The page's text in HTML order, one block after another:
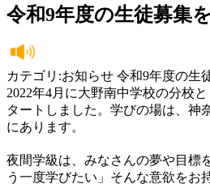
令和9年度の生徒募集
カテゴリ:お知らせ 令和9年度の生
2022年4月に大野南中学校の分校
タートしました。学びの場は、神
にあります。
夜間学級は、みなさんの夢や目標
う一度学びたい」そんな意欲をお